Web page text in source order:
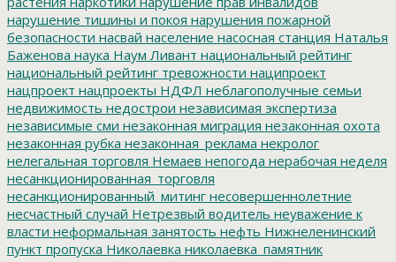
нарушение тишины и покоя нарушения пожарной
безопасности насвай население насосная станция Наталья
Баженова наука Наум Ливант национальный рейтинг
национальный рейтинг тревожности наципроект
нацпроект нацпроекты НДФЛ неблагополучные семьи
недвижимость недострои независимая экспертиза
независимые сми незаконная миграция незаконная охота
незаконная рубка незаконная_реклама некролог
нелегальная торговля Немаев непогода нерабочая неделя
несанкционированная_торговля
несанкционированный_митинг несовершеннолетние
несчастный случай Нетрезвый водитель неуважение к
власти неформальная занятость нефть Нижнеленинский
пункт пропуска Николаевка николаевка_памятник